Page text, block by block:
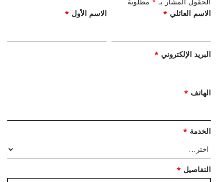
الاسم الأول * الاسم العائلي *
البريد الإلكتروني *
الهاتف *
الخدمة *
التفاصيل *